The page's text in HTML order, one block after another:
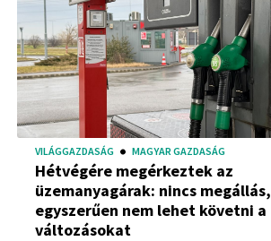
VILÁGGAZDASÁG MAGYAR GAZDASÁG
Hétvégére megérkeztek az
üzemanyagárak: nincs megállás,
egyszerűen nem lehet követni a
változásokat